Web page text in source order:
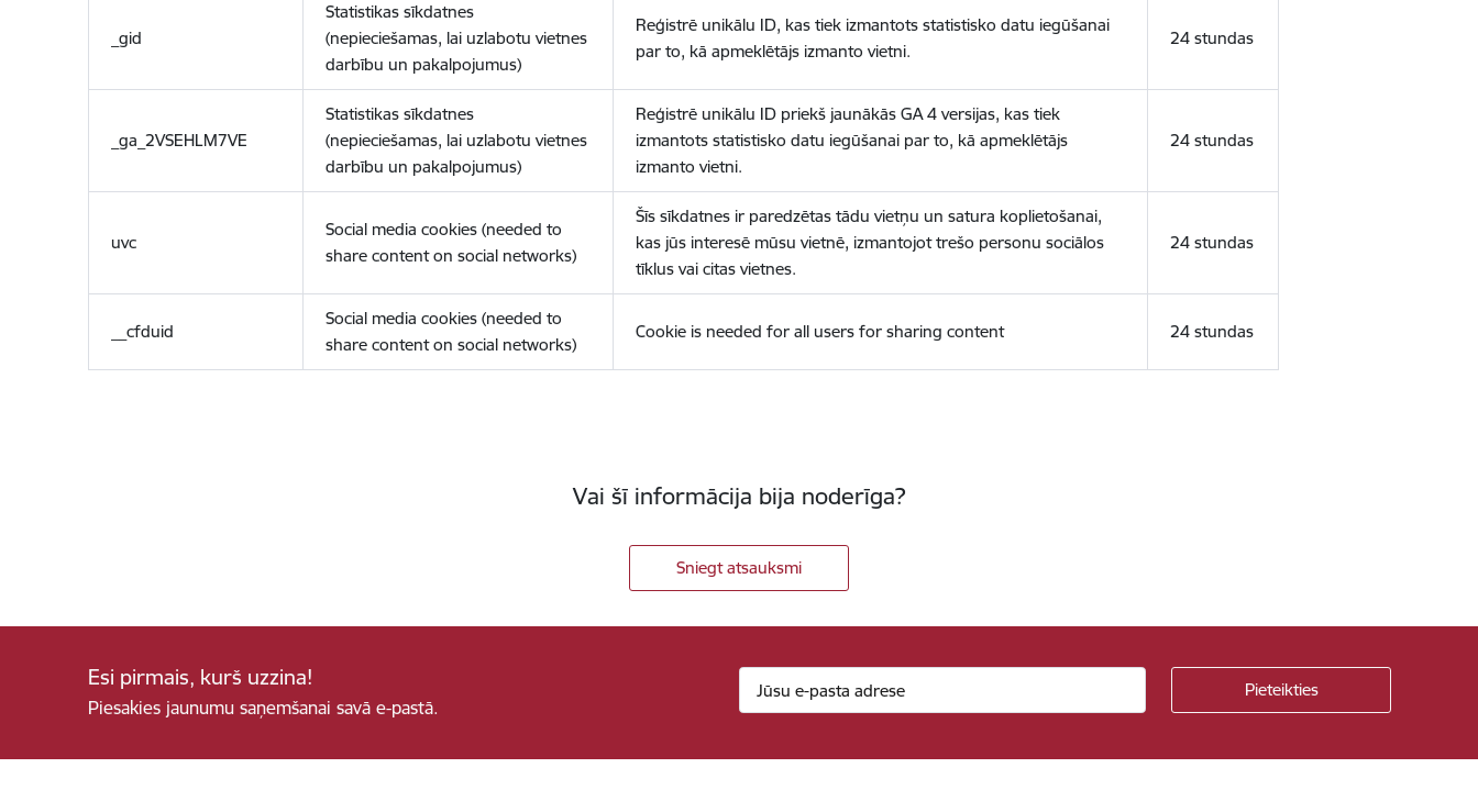
_gid
Statistikas sīkdatnes
(nepieciešamas, lai uzlabotu vietnes
darbību un pakalpojumus)
Reģistrē unikālu ID, kas tiek izmantots statistisko datu iegūšanai
par to, kā apmeklētājs izmanto vietni.
24 stundas
_ga_2VSEHLM7VE
Statistikas sīkdatnes
(nepieciešamas, lai uzlabotu vietnes
darbību un pakalpojumus)
Reģistrē unikālu ID priekš jaunākās GA 4 versijas, kas tiek
izmantots statistisko datu iegūšanai par to, kā apmeklētājs
izmanto vietni.
24 stundas
uvc
Social media cookies (needed to
share content on social networks)
Šīs sīkdatnes ir paredzētas tādu vietņu un satura koplietošanai,
kas jūs interesē mūsu vietnē, izmantojot trešo personu sociālos
tīklus vai citas vietnes.
24 stundas
__cfduid
Social media cookies (needed to
share content on social networks)
Cookie is needed for all users for sharing content 24 stundas
Vai šī informācija bija noderīga?
Sniegt atsauksmi
Esi pirmais, kurš uzzina!
Piesakies jaunumu saņemšanai savā e-pastā.